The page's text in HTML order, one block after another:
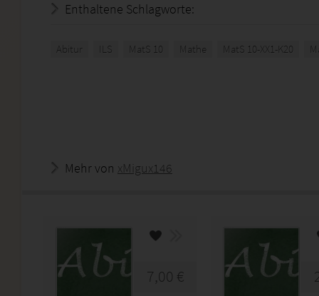
Enthaltene Schlagworte:
Abitur ILS MatS 10 Mathe MatS 10-XX1-K20
Mehr von xMigux146
7,00 €